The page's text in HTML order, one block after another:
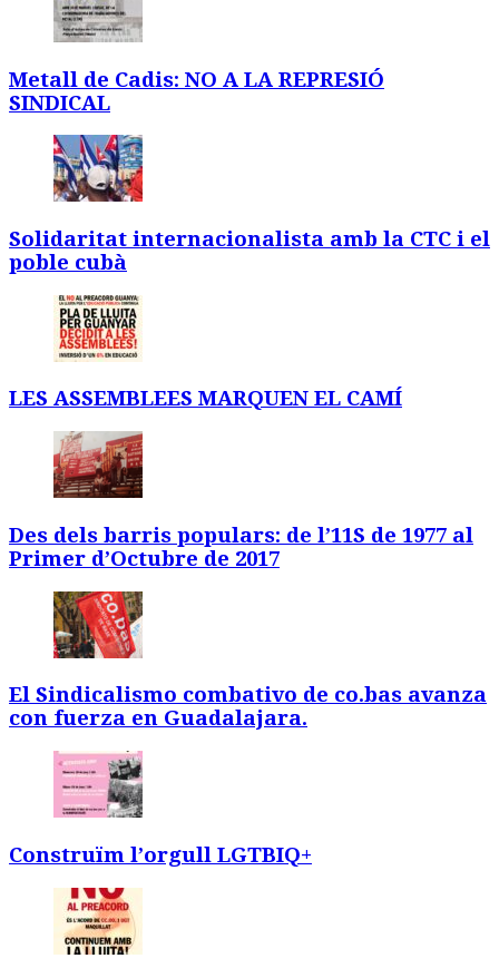
Metall de Cadis: NO A LA REPRESIÓ
SINDICAL
Solidaritat internacionalista amb la CTC i el
poble cubà
LES ASSEMBLEES MARQUEN EL CAMÍ
Des dels barris populars: de l’11S de 1977 al
Primer d’Octubre de 2017
El Sindicalismo combativo de co.bas avanza
con fuerza en Guadalajara.
Construïm l’orgull LGTBIQ+